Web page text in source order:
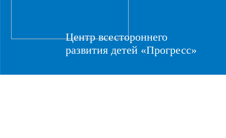
Центр всестороннего
развития детей «Прогресс»